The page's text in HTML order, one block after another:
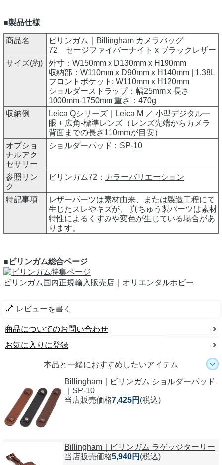
■製品仕様
商品名
ビリンガム｜Billingham カメラバッグ
72 セージファイバーナイト x ブラックレザー
サイズ(約)
外寸：W150mm x D130mm x H190mm
収納部：W110mm x D90mm x H140mm | 1.38L
フロントポケット: W110mm x H120mm
ショルダーストラップ：幅25mm x 長さ
1000mm-1750mm 重さ：470g
収納例
Leica Qシリーズ｜Leica M ／ 小型デジタル一
眼 + 広角-標準レンズ（レンズ先端からカメラ
背面までの長さ110mmが目安）
オプショ
ナルアク
セサリー
ショルダーパッド： SP-10
参照リン
ク
ビリンガム72： カラーバリエーション
特記事項
レザーパーツは素材由来、または製造工程にて
生じたスレやキズが、 真ちゅう製パーツは素材
特性によるくすみや変色が生じている場合があ
ります。
■ビリンガム総合ページ
ビリンガム国内正規輸入販売店｜オリエンタルホビー
レビューを書く
商品についてのお問い合わせ
お気に入りに登録
本品と一緒におすすめしたいアイテム
Billingham｜ビリンガム ショルダーパッド
｜SP-10
当店販売価格7,425円 (税込)
Billingham｜ビリンガム ラゲッジターリー
当店販売価格5,940円 (税込)